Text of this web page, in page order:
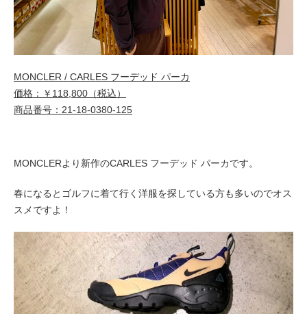
MONCLER / CARLES フーデッド パーカ
価格：￥118,800（税込）
商品番号：21-18-0380-125
MONCLERより新作のCARLES フーデッド パーカです。
春になるとゴルフに着て行く洋服を探している方も多いのでオス
スメですよ！